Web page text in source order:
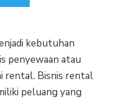
kebutuhan
penyewaan atau
rental. Bisnis rental
peluang yang